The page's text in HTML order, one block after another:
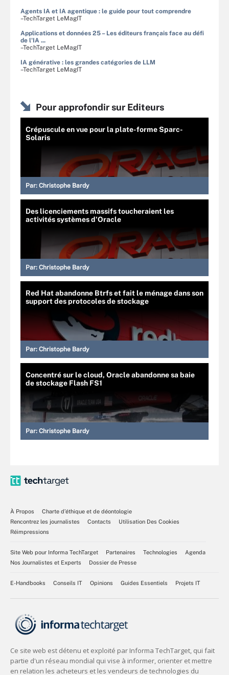
Agents IA et IA agentique : le guide pour tout comprendre
–TechTarget LeMagIT
Applications et données 25 – Les éditeurs français face au défi
de l'IA ...
–TechTarget LeMagIT
IA générative : les grandes catégories de LLM
–TechTarget LeMagIT
Pour approfondir sur Editeurs
Crépuscule en vue pour la plate-forme Sparc-
Solaris
Par: Christophe Bardy
Des licenciements massifs toucheraient les
activités systèmes d'Oracle
Par: Christophe Bardy
Red Hat abandonne Btrfs et fait le ménage dans son
support des protocoles de stockage
Par: Christophe Bardy
Concentré sur le cloud, Oracle abandonne sa baie
de stockage Flash FS1
Par: Christophe Bardy
À Propos
Charte d’éthique et de déontologie
Rencontrez les journalistes
Contacts
Utilisation Des Cookies
Réimpressions
Site Web pour Informa TechTarget Partenaires Technologies
Agenda
Nos Journalistes et Experts
Dossier de Presse
E-Handbooks Conseils IT Opinions Guides Essentiels Projets IT